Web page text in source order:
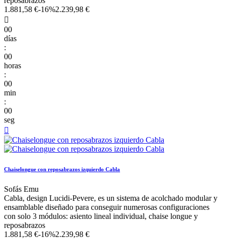
1.881,58 €-16%2.239,98 €

00
días
:
00
horas
:
00
min
:
00
seg

Chaiselongue con reposabrazos izquierdo Cabla
Sofás Emu
Cabla, design Lucidi-Pevere, es un sistema de acolchado modular y
ensamblable diseñado para conseguir numerosas configuraciones
con solo 3 módulos: asiento lineal individual, chaise longue y
reposabrazos
1.881,58 €-16%2.239,98 €